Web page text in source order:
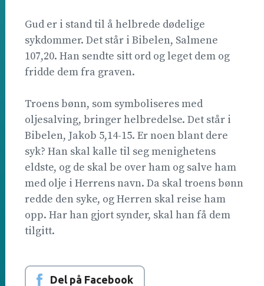
Gud er i stand til å helbrede dødelige
sykdommer. Det står i Bibelen, Salmene
107,20. Han sendte sitt ord og leget dem og
fridde dem fra graven.
Troens bønn, som symboliseres med
oljesalving, bringer helbredelse. Det står i
Bibelen, Jakob 5,14-15. Er noen blant dere
syk? Han skal kalle til seg menighetens
eldste, og de skal be over ham og salve ham
med olje i Herrens navn. Da skal troens bønn
redde den syke, og Herren skal reise ham
opp. Har han gjort synder, skal han få dem
tilgitt.
Del på Facebook